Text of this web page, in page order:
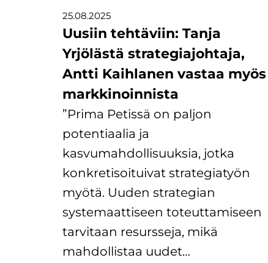
25.08.2025
Uusiin tehtäviin: Tanja
Yrjölästä strategiajohtaja,
Antti Kaihlanen vastaa myös
markkinoinnista
”Prima Petissä on paljon
potentiaalia ja
kasvumahdollisuuksia, jotka
konkretisoituivat strategiatyön
myötä. Uuden strategian
systemaattiseen toteuttamiseen
tarvitaan resursseja, mikä
mahdollistaa uudet…